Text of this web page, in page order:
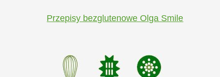
Przepisy bezglutenowe Olga Smile